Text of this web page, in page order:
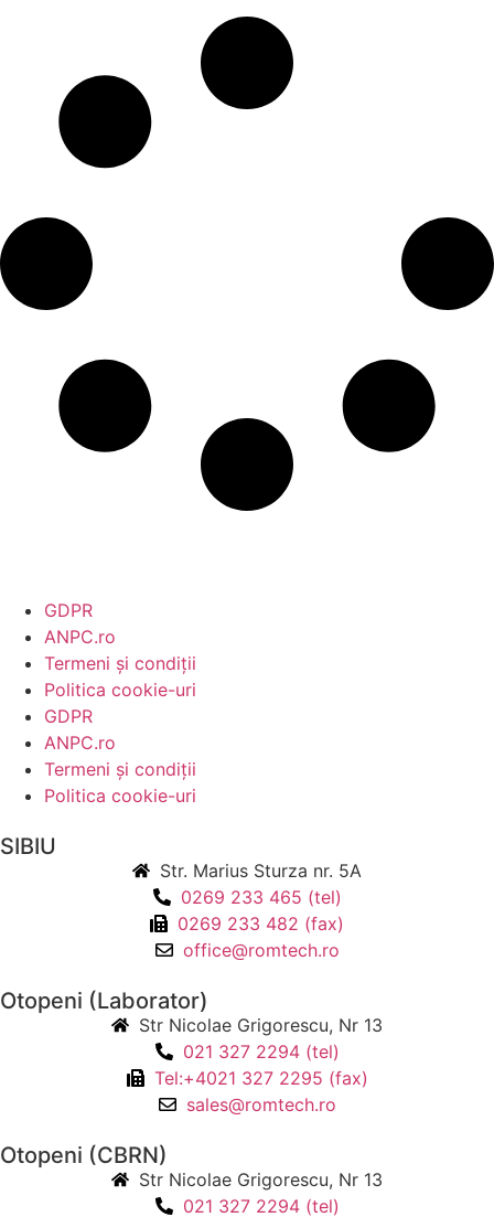
GDPR
ANPC.ro
Termeni și condiții
Politica cookie-uri
GDPR
ANPC.ro
Termeni și condiții
Politica cookie-uri
SIBIU
Str. Marius Sturza nr. 5A
0269 233 465 (tel)
0269 233 482 (fax)
office@romtech.ro
Otopeni (Laborator)
Str Nicolae Grigorescu, Nr 13
021 327 2294 (tel)
Tel:+4021 327 2295 (fax)
sales@romtech.ro
Otopeni (CBRN)
Str Nicolae Grigorescu, Nr 13
021 327 2294 (tel)